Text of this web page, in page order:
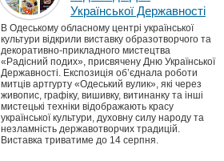
Української Державності
В Одеському обласному центрі української
культури відкрили виставку образотворчого та
декоративно-прикладного мистецтва
«Радісний подих», присвячену Дню Української
Державності. Експозиція об’єднала роботи
митців артгурту «Одеський вулик», які через
живопис, графіку, вишивку, витинанку та інші
мистецькі техніки відображають красу
української культури, духовну силу народу та
незламність державотворчих традицій.
Виставка триватиме до 14 серпня.